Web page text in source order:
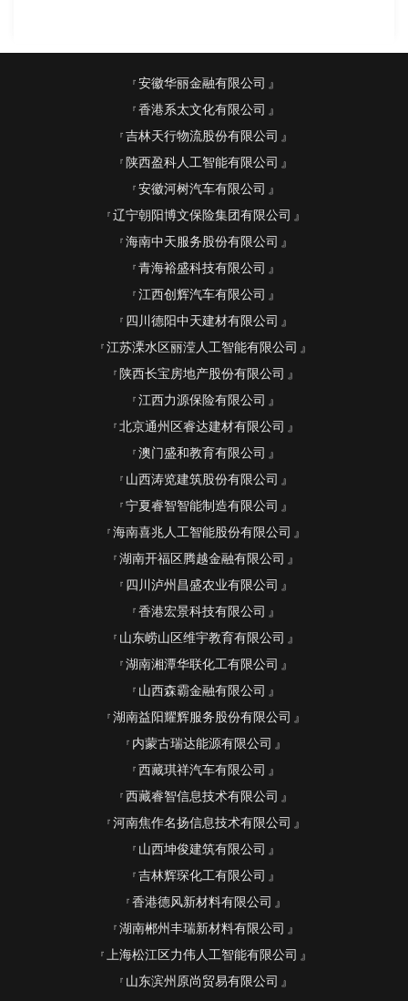
安徽华丽金融有限公司
香港系太文化有限公司
吉林天行物流股份有限公司
陕西盈科人工智能有限公司
安徽河树汽车有限公司
辽宁朝阳博文保险集团有限公司
海南中天服务股份有限公司
青海裕盛科技有限公司
江西创辉汽车有限公司
四川德阳中天建材有限公司
江苏溧水区丽滢人工智能有限公司
陕西长宝房地产股份有限公司
江西力源保险有限公司
北京通州区睿达建材有限公司
澳门盛和教育有限公司
山西涛览建筑股份有限公司
宁夏睿智智能制造有限公司
海南喜兆人工智能股份有限公司
湖南开福区腾越金融有限公司
四川泸州昌盛农业有限公司
香港宏景科技有限公司
山东崂山区维宇教育有限公司
湖南湘潭华联化工有限公司
山西森霸金融有限公司
湖南益阳耀辉服务股份有限公司
内蒙古瑞达能源有限公司
西藏琪祥汽车有限公司
西藏睿智信息技术有限公司
河南焦作名扬信息技术有限公司
山西坤俊建筑有限公司
吉林辉琛化工有限公司
香港德风新材料有限公司
湖南郴州丰瑞新材料有限公司
上海松江区力伟人工智能有限公司
山东滨州原尚贸易有限公司